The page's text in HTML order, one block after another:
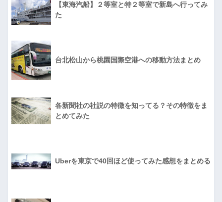
【東海汽船】２等室と特２等室で新島へ行ってみ
た
台北松山から桃園国際空港への移動方法まとめ
各新聞社の社説の特徴を知ってる？その特徴をま
とめてみた
Uberを東京で40回ほど使ってみた感想をまとめる